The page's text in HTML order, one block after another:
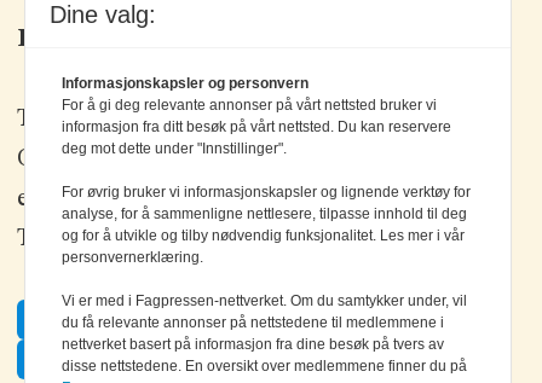
Kontakt oss
Tlf: +47 67 80 42 80
Olav Brunborgs vei 6, 1396 Billingstad
epost: elektronikk@elektronikkforlaget.no
Tips oss:tips@elektronikkforlaget.no
Facebook
Twitter
Dine valg:
Informasjonskapsler og personvern
For å gi deg relevante annonser på vårt nettsted bruker vi
informasjon fra ditt besøk på vårt nettsted. Du kan reservere
deg mot dette under "Innstillinger".
For øvrig bruker vi informasjonskapsler og lignende verktøy for
analyse, for å sammenligne nettlesere, tilpasse innhold til deg
og for å utvikle og tilby nødvendig funksjonalitet. Les mer i vår
personvernerklæring.
Vi er med i Fagpressen-nettverket. Om du samtykker under, vil
du få relevante annonser på nettstedene til medlemmene i
nettverket basert på informasjon fra dine besøk på tvers av
disse nettstedene. En oversikt over medlemmene finner du på